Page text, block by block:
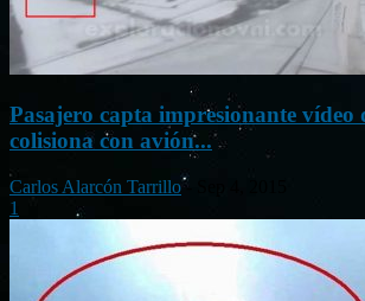
Pasajero capta impresionante vídeo
colisiona con avión...
Carlos Alarcón Tarrillo -
1